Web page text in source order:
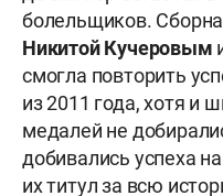
болельщиков.
Никитой Кучеровым
смогла повторить
из 2011 года, хотя и
медалей не
добивались успеха
их титул за всю